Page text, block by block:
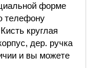
форме
телефону
круглая
дер. ручка
и вы можете